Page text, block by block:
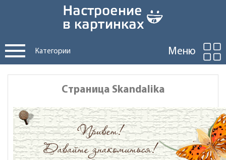
Категории Меню
Страница Skandalika